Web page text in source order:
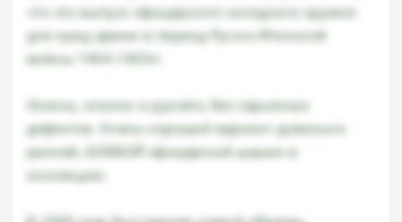
что это выпуск офицерского холодного оружия
для нужд армии в период Русско-Японской
войны 1904-1905гг.
Ножны, клинок и рукоять без серьезных
дефектов. Очень хороший вариант довольно
ранней, БОЕВОЙ офицерской шашки в
коллекцию.